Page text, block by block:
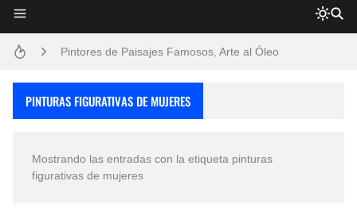
Pintores de Paisajes Famosos, Arte al Óleo
PINTURAS FIGURATIVAS DE MUJERES
Mostrando las entradas con la etiqueta pinturas
figurativas de mujeres